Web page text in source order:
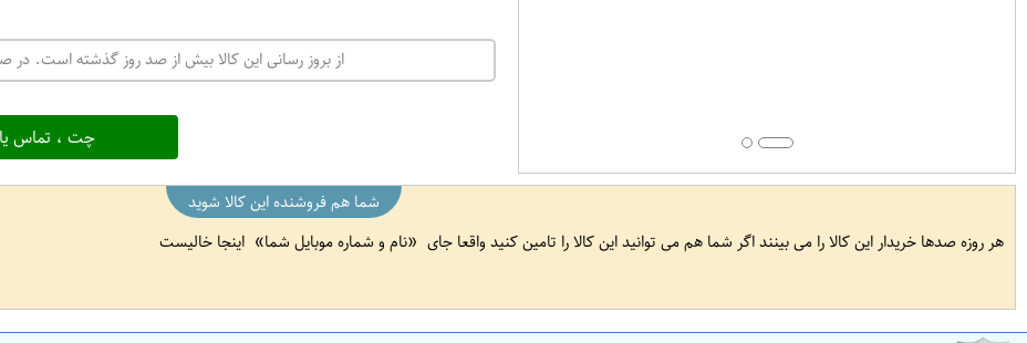
از بروز رسانی این کالا بیش از صد روز گذشته است. در
چت ، تماس
شما هم فروشنده این کالا شوید
هر روزه صدها خریدار این کالا را می بینند اگر شما هم می توانید این کالا را تامین کنید واقعا جای
نام و شماره موبایل شما اینجا خالیست